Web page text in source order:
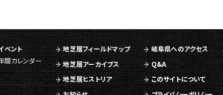
ベント
間カレンダー
地芝居フィールドマップ
地芝居アーカイブス
地芝居ヒストリア
岐阜県へのアクセス
Q&A
このサイトについて